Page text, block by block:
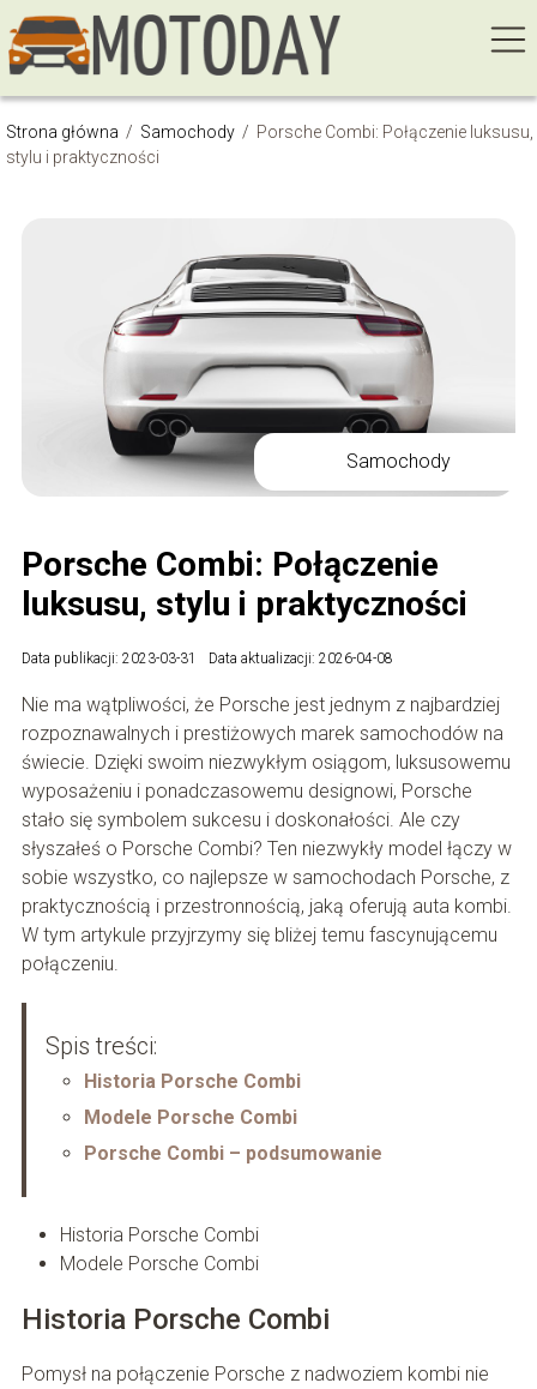
Strona główna / Samochody / Porsche Combi: Połączenie luksusu,
stylu i praktyczności
Samochody
Porsche Combi: Połączenie
luksusu, stylu i praktyczności
Data publikacji: 2023-03-31 Data aktualizacji: 2026-04-08
Nie ma wątpliwości, że Porsche jest jednym z najbardziej
rozpoznawalnych i prestiżowych marek samochodów na
świecie. Dzięki swoim niezwykłym osiągom, luksusowemu
wyposażeniu i ponadczasowemu designowi, Porsche
stało się symbolem sukcesu i doskonałości. Ale czy
słyszałeś o Porsche Combi? Ten niezwykły model łączy w
sobie wszystko, co najlepsze w samochodach Porsche, z
praktycznością i przestronnością, jaką oferują auta kombi.
W tym artykule przyjrzymy się bliżej temu fascynującemu
połączeniu.
Spis treści:
Historia Porsche Combi
Modele Porsche Combi
Porsche Combi – podsumowanie
Historia Porsche Combi
Modele Porsche Combi
Historia Porsche Combi
Pomysł na połączenie Porsche z nadwoziem kombi nie